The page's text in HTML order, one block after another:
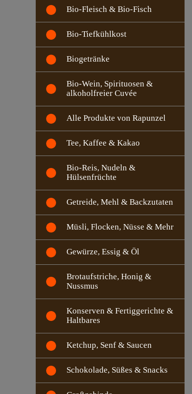
Bio-Fleisch & Bio-Fisch
Bio-Tiefkühlkost
Biogetränke
Bio-Wein, Spirituosen &
alkoholfreier Cuvée
Alle Produkte von Rapunzel
Tee, Kaffee & Kakao
Bio-Reis, Nudeln &
Hülsenfrüchte
Getreide, Mehl & Backzutaten
Müsli, Flocken, Nüsse & Mehr
Gewürze, Essig & Öl
Brotaufstriche, Honig &
Nussmus
Konserven & Fertiggerichte &
Haltbares
Ketchup, Senf & Saucen
Schokolade, Süßes & Snacks